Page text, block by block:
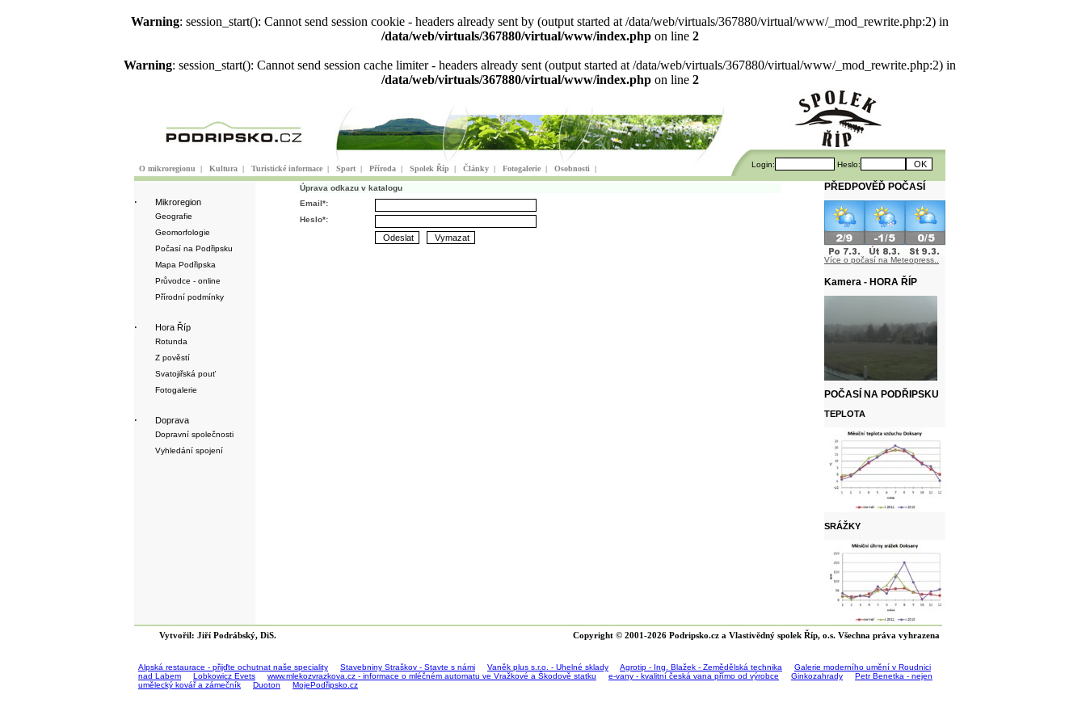
Warning: session_start(): Cannot send session cookie - headers already sent by (output started at /data/web/virtuals/367880/virtual/www/_mod_rewrite.php:2) in
/data/web/virtuals/367880/virtual/www/index.phpon line 2
Warning: session_start(): Cannot send session cache limiter - headers already sent (output started at /data/web/virtuals/367880/virtual/www/_mod_rewrite.php:2) in
/data/web/virtuals/367880/virtual/www/index.phpon line 2
O mikroregionu | Kultura | Turistické informace | Sport | Příroda | Spolek Říp | Články | Fotogalerie | Osobnosti | Login: Heslo:
· Mikroregion
Geografie
Geomorfologie
Počasí na Podřipsku
Mapa Podřipska
Průvodce - online
Přírodní podmínky
· Hora Říp
Rotunda
Z pověstí
Svatojiřská pouť
Fotogalerie
· Doprava
Dopravní společnosti
Vyhledání spojení
Úprava odkazu v katalogu
Email*:
Heslo*:
PŘEDPOVĚĎ POČASÍ
Více o počasí na Meteopress..
Kamera - HORA ŘÍP
POČASÍ NA PODŘIPSKU
TEPLOTA
SRÁŽKY
Vytvořil: Jiří Podrábský, DiS. Copyright © 2001-2026 Podripsko.cz a Vlastivědný spolek Říp, o.s. Všechna práva vyhrazena
Alpská restaurace - přijďte ochutnat naše speciality Stavebniny Straškov - Stavte s námi Vaněk plus s.r.o. - Uhelné sklady Agrotip - Ing. Blažek - Zemědělská technika
Galerie moderního umění v Roudnici
nad Labem
Lobkowicz Evets www.mlekozvrazkova.cz - informace o mléčném automatu ve Vražkové a Škodově statku e-vany - kvalitní česká vana přímo od výrobce Ginkozahrady
Petr Benetka - nejen
umělecký kovář a zámečník
Duoton MojePodřipsko.cz